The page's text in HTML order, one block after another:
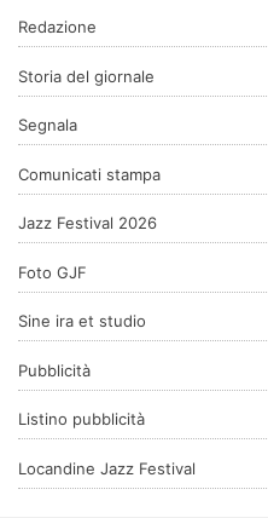
Redazione
Storia del giornale
Segnala
Comunicati stampa
Jazz Festival 2026
Foto GJF
Sine ira et studio
Pubblicità
Listino pubblicità
Locandine Jazz Festival